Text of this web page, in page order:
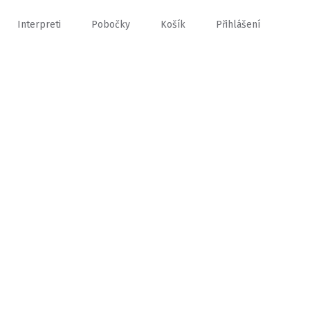
Interpreti Pobočky Košík Přihlášení